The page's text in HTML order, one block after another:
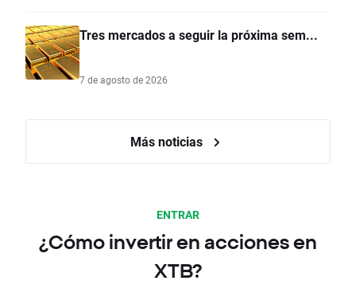
Tres mercados a seguir la próxima sem...
7 de agosto de 2026
Más noticias
ENTRAR
¿Cómo invertir en acciones en
XTB?